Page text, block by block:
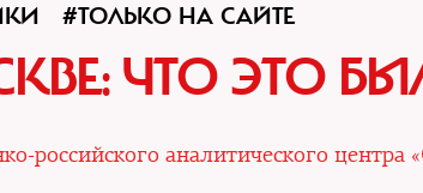
#ТОЛЬКО НА САЙТЕ
ЧТО ЭТО
российского аналитического центра